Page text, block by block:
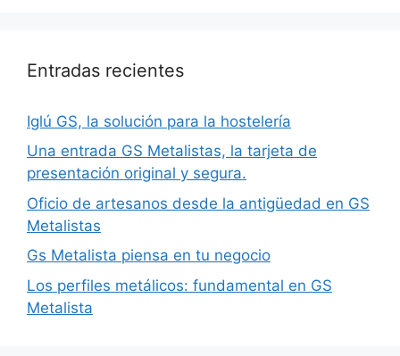
Entradas recientes
Iglú GS, la solución para la hostelería
Una entrada GS Metalistas, la tarjeta de
presentación original y segura.
Oficio de artesanos desde la antigüedad en GS
Metalistas
Gs Metalista piensa en tu negocio
Los perfiles metálicos: fundamental en GS
Metalista